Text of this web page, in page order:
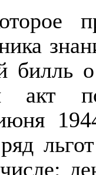
билль
акт
ряд